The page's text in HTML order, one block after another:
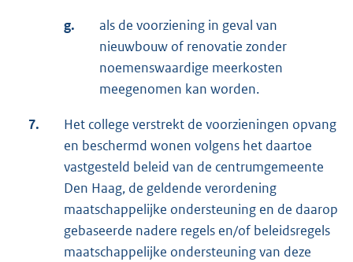
g.
als de voorziening in geval van
nieuwbouw of renovatie zonder
noemenswaardige meerkosten
meegenomen kan worden.
7.
Het college verstrekt de voorzieningen opvang
en beschermd wonen volgens het daartoe
vastgesteld beleid van de centrumgemeente
Den Haag, de geldende verordening
maatschappelijke ondersteuning en de daarop
gebaseerde nadere regels en/of beleidsregels
maatschappelijke ondersteuning van deze